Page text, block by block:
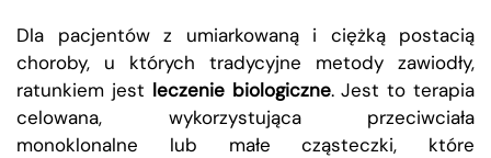
Dla pacjentów z umiarkowaną i ciężką postacią
choroby, u których tradycyjne metody zawiodły,
ratunkiem jest leczenie biologiczne. Jest to terapia
celowana, wykorzystująca przeciwciała
monoklonalne lub małe cząsteczki, które